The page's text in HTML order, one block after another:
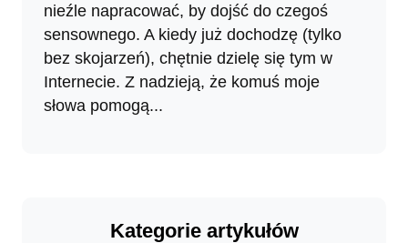
nieźle napracować, by dojść do czegoś
sensownego. A kiedy już dochodzę (tylko
bez skojarzeń), chętnie dzielę się tym w
Internecie. Z nadzieją, że komuś moje
słowa pomogą...
Kategorie artykułów